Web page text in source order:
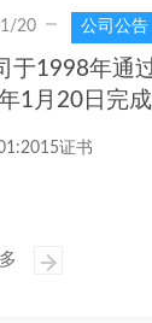
20 公司公告
于1998年通
1月20日完
证书